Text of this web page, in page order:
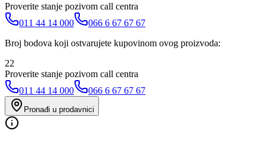
Proverite stanje pozivom call centra
011 44 14 000
066 6 67 67 67
Broj bodova koji ostvarujete kupovinom ovog proizvoda:
22
Proverite stanje pozivom call centra
011 44 14 000
066 6 67 67 67
Pronađi u prodavnici